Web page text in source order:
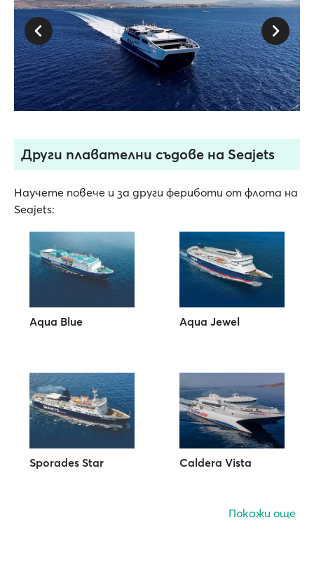
Други плавателни съдове на Seajets
Научете повече и за други фериботи от флота на
Seajets:
Aqua Blue Aqua Jewel
Sporades Star Caldera Vista
Покажи още